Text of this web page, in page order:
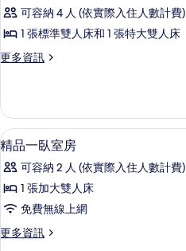
房
的
所
片
套
房
詳
歐
風
二
室
一
廳
套
房
的
可容納 4 人 (依實際入住人數計費)
1 張標準雙人床和 1 張特大雙人床
更多資訊
更
風
格
二
一
廳
房
的
詳
顯
示
精
品
臥
7
精品一臥室房
可容納 2 人 (依實際入住人數計費)
1 張加大雙人床
免費無線上網
更多資訊
更